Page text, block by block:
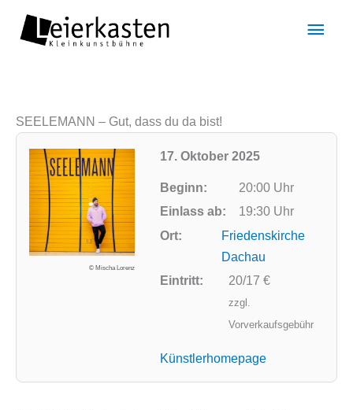
Inhalt
SEELEMANN – Gut, dass du da bist!
© Mischa Lorenz
17. Oktober 2025
Beginn:
20:00 Uhr
Einlass ab:
19:30 Uhr
Ort:
Friedenskirche
Dachau
Eintritt:
20/17 €
zzgl.
Vorverkaufsgebühr
Künstlerhomepage